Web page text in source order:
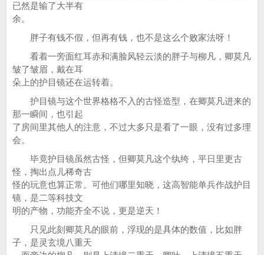
已然是输了大半有
余。
胖子有钱不假，但再有钱，也不是这么个败家法呀！
看着一旁面红耳赤和满脸风轻云淡的胖子与柳凡，卿莫凡
皱了皱眉，戴在耳
朵上的护目镜还在运转着。
护目镜与这个世界格格不入的古怪造型，在卿莫凡进来的
那一瞬间，也引起
了房间里其他人的注意，不过大多只是看了一眼，没有过多理
会。
毕竟护目镜虽然古怪，但卿莫凡这个纨绔，平日里更古
怪，掏出点儿稀奇古
怪的玩意也算正常。可他们哪里知晓，这高智能单兵作战护目
镜，是二等科技文
明的产物，功能齐全不说，更是逆天！
只见此刻卿莫凡的眼前，浮现的是具体的数值，比如胖
子，是灵玄境八重天